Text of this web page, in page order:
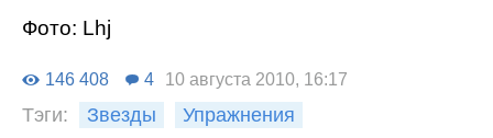
Фото: Lhj
146 408 4 10 августа 2010, 16:17
Тэги: Звезды Упражнения